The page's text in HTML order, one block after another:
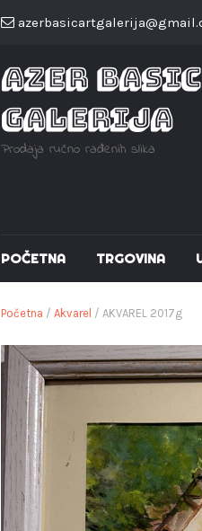
AZER
GALERIJA
Prodaja ručno rađenih slika
POČETNA TRGOVINA
Početna / Akvarel / AKVAREL 2017g